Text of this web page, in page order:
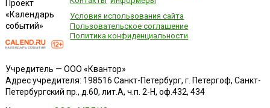
Проект
«Календарь
событий»
Условия использования сайта
Пользовательское соглашение
Политика конфиденциальности
Учредитель — ООО «Квантор»
Адрес учредителя: 198516 Санкт-Петербург, г. Петергоф, Санкт-
Петербургский пр., д.60, лит.А, ч.п. 2-Н, оф.432, 434